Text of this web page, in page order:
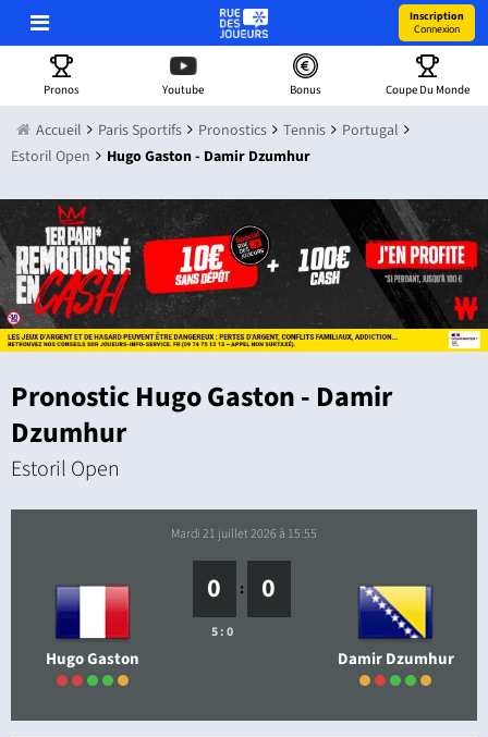
Inscription
Connexion
Pronos Youtube Bonus Coupe Du Monde
Accueil Paris Sportifs Pronostics Tennis
Portugal
Estoril Open
Hugo Gaston - Damir Dzumhur
Pronostic Hugo Gaston - Damir
Dzumhur
Estoril Open
Hugo Gaston
0 : 0
5 : 0
mardi 21 juillet 2026 à 15:55
Damir Dzumhur